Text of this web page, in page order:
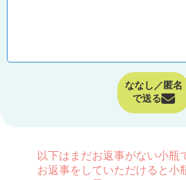
ななし／匿名
で送る
以下はまだお返事がない小瓶
お返事をしていただけると小